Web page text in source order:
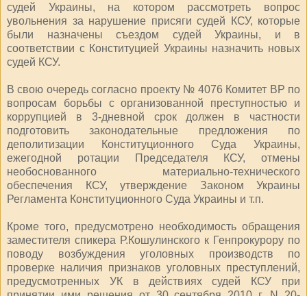
судей Украины, на котором рассмотреть вопрос
увольнения за нарушение присяги судей КСУ, которые
были назначены съездом судей Украины, и в
соответствии с Конституцией Украины назначить новых
судей КСУ.
В свою очередь согласно проекту № 4076 Комитет ВР по
вопросам борьбы с организованной преступностью и
коррупцией в 3-дневной срок должен в частности
подготовить законодательные предложения по
деполитизации Конституционного Суда Украины,
ежегодной ротации Председателя КСУ, отмены
необоснованного материально-технического
обеспечения КСУ, утверждение Законом Украины
Регламента Конституционного Суда Украины и т.п.
Кроме того, предусмотрено необходимость обращения
заместителя спикера Р.Кошулинского к Генпрокурору по
поводу возбуждения уголовных производств по
проверке наличия признаков уголовных преступлений,
предусмотренных УК в действиях судей КСУ при